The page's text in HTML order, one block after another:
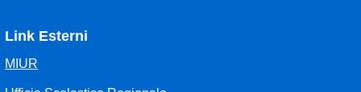
Link Esterni
MIUR